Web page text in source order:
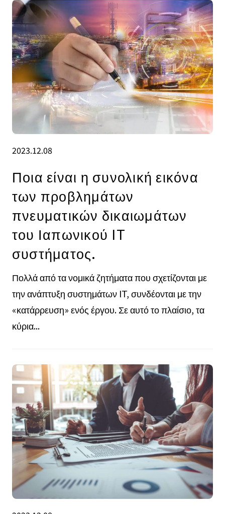
2023.12.08
Ποια είναι η συνολική εικόνα
των προβλημάτων
πνευματικών δικαιωμάτων
του Ιαπωνικού IT
συστήματος.
Πολλά από τα νομικά ζητήματα που σχετίζονται με
την ανάπτυξη συστημάτων IT, συνδέονται με την
«κατάρρευση» ενός έργου. Σε αυτό το πλαίσιο, τα
κύρια...